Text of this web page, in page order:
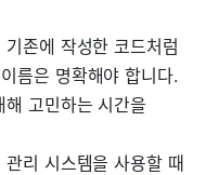
존에 작성한 코드처럼
름은 명확해야 합니다.
고민하는 시간을
리 시스템을 사용할 때